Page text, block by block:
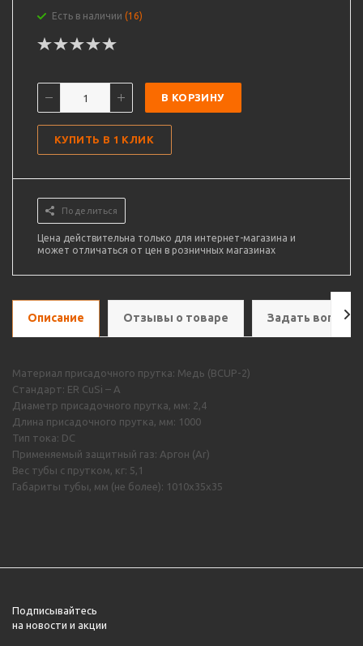
Есть в наличии (16)
В КОРЗИНУ
КУПИТЬ В 1 КЛИК
Поделиться
Цена действительна только для интернет-магазина и
может отличаться от цен в розничных магазинах
Описание Отзывы о товаре Задать вопрос
Материал присадочного прутка: Медь (BCUP-2)
Стандарт: ER CuSi – A
Диаметр присадочного прутка, мм: 2,4
Длина присадочного прутка, мм: 1000
Тип тока: DC
Применяемый защитный газ: Аргон (Ar)
Вес тубы с прутком, кг: 5,1
Габариты тубы, мм (не более): 1010х35х35
Подписывайтесь
на новости и акции